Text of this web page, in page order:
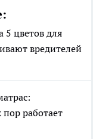
цветов для
вредителей
работает